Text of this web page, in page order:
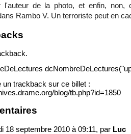
l'auteur de la photo, et enfin, non,
Rambo V. Un terroriste peut en
un trackback sur ce billet :
blog/tb.php?id=1850
18 septembre 2010 à 09:11, par Luc